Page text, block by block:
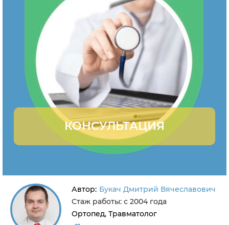
КОНСУЛЬТАЦИЯ
Автор: Букач Дмитрий Вячеславович
Стаж работы: с 2004 года
Ортопед, Травматолог